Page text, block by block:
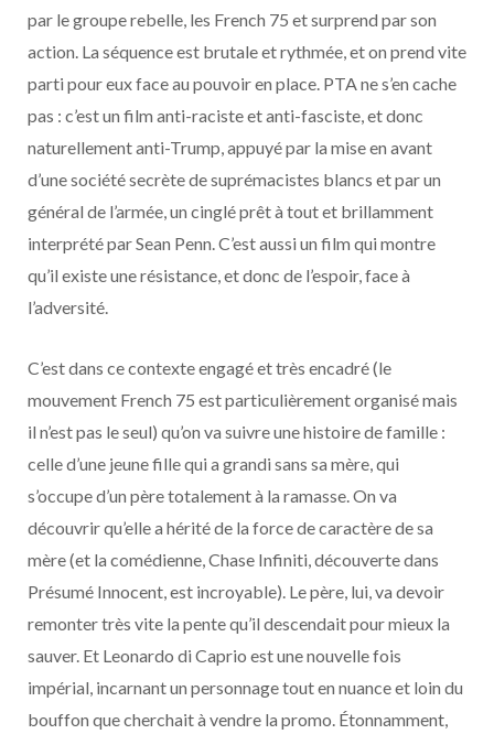
par le groupe rebelle, les French 75 et surprend par son
action. La séquence est brutale et rythmée, et on prend vite
parti pour eux face au pouvoir en place. PTA ne s’en cache
pas : c’est un film anti-raciste et anti-fasciste, et donc
naturellement anti-Trump, appuyé par la mise en avant
d’une société secrète de suprémacistes blancs et par un
général de l’armée, un cinglé prêt à tout et brillamment
interprété par Sean Penn. C’est aussi un film qui montre
qu’il existe une résistance, et donc de l’espoir, face à
l’adversité.
C’est dans ce contexte engagé et très encadré (le
mouvement French 75 est particulièrement organisé mais
il n’est pas le seul) qu’on va suivre une histoire de famille :
celle d’une jeune fille qui a grandi sans sa mère, qui
s’occupe d’un père totalement à la ramasse. On va
découvrir qu’elle a hérité de la force de caractère de sa
mère (et la comédienne, Chase Infiniti, découverte dans
Présumé Innocent, est incroyable). Le père, lui, va devoir
remonter très vite la pente qu’il descendait pour mieux la
sauver. Et Leonardo di Caprio est une nouvelle fois
impérial, incarnant un personnage tout en nuance et loin du
bouffon que cherchait à vendre la promo. Étonnamment,